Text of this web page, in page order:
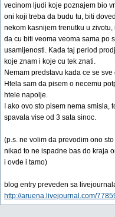
vecinom ljudi koje poznajem bio
oni koji treba da budu tu, biti
nekom kasnijem trenutku u
da cu biti veoma veoma sama po
usamljenosti. Kada taj period
koje znam i koje cu tek znati.
Nemam predstavu kada ce se sve
Htela sam da pisem o necemu
htele napolje.
I ako ovo sto pisem nema
spavala vise od 3 sata sinoc.
(p.s. ne volim da prevodim ono
nikad to ne ispadne bas do kraja
i ovde i tamo)
blog entry preveden sa
http://aruena.livejournal.com/